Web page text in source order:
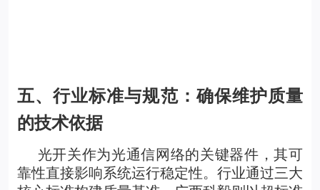
五、行业标准与规范：确保维护质量
的技术依据
光开关作为光通信网络的关键器件，其可
靠性直接影响系统运行稳定性。行业通过三大